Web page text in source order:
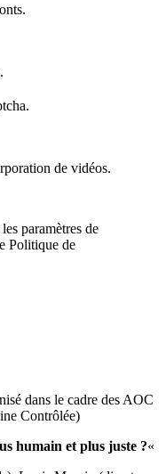
de vidéos.
paramètres de
Politique de
dans le cadre des AOC
Contrôlée)
humain et plus juste ?«